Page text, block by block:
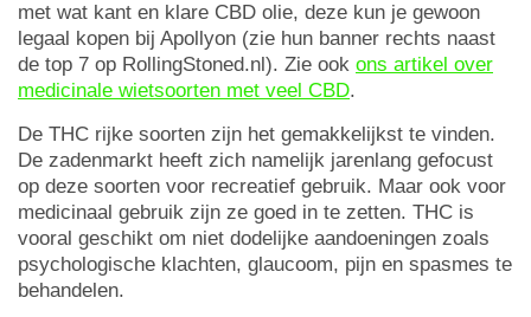
met wat kant en klare CBD olie, deze kun je gewoon
legaal kopen bij Apollyon (zie hun banner rechts naast
de top 7 op RollingStoned.nl). Zie ook ons artikel over
medicinale wietsoorten met veel CBD.
De THC rijke soorten zijn het gemakkelijkst te vinden.
De zadenmarkt heeft zich namelijk jarenlang gefocust
op deze soorten voor recreatief gebruik. Maar ook voor
medicinaal gebruik zijn ze goed in te zetten. THC is
vooral geschikt om niet dodelijke aandoeningen zoals
psychologische klachten, glaucoom, pijn en spasmes te
behandelen.